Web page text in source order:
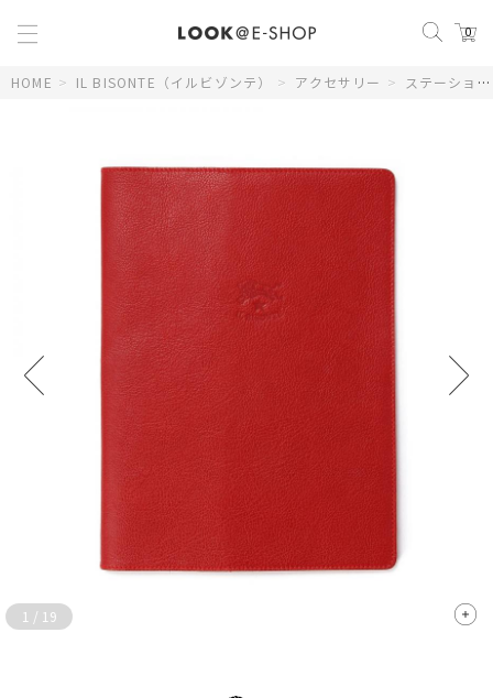
0
HOME > IL BISONTE（イルビゾンテ） > アクセサリー > ステーショナリー
1 / 19